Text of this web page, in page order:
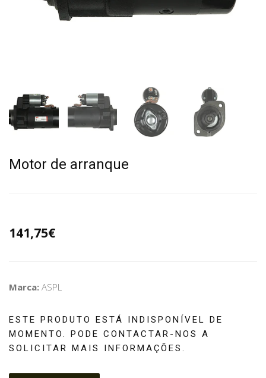
Motor de arranque
141,75€
Marca: ASPL
ESTE PRODUTO ESTÁ INDISPONÍVEL DE
MOMENTO. PODE CONTACTAR-NOS A
SOLICITAR MAIS INFORMAÇÕES.